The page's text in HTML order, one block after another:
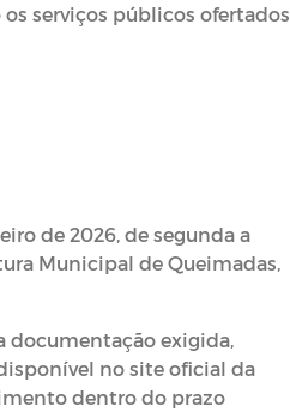
serviços públicos ofertados
de 2026, de segunda a
Municipal de Queimadas,
documentação exigida,
no site oficial da
dentro do prazo